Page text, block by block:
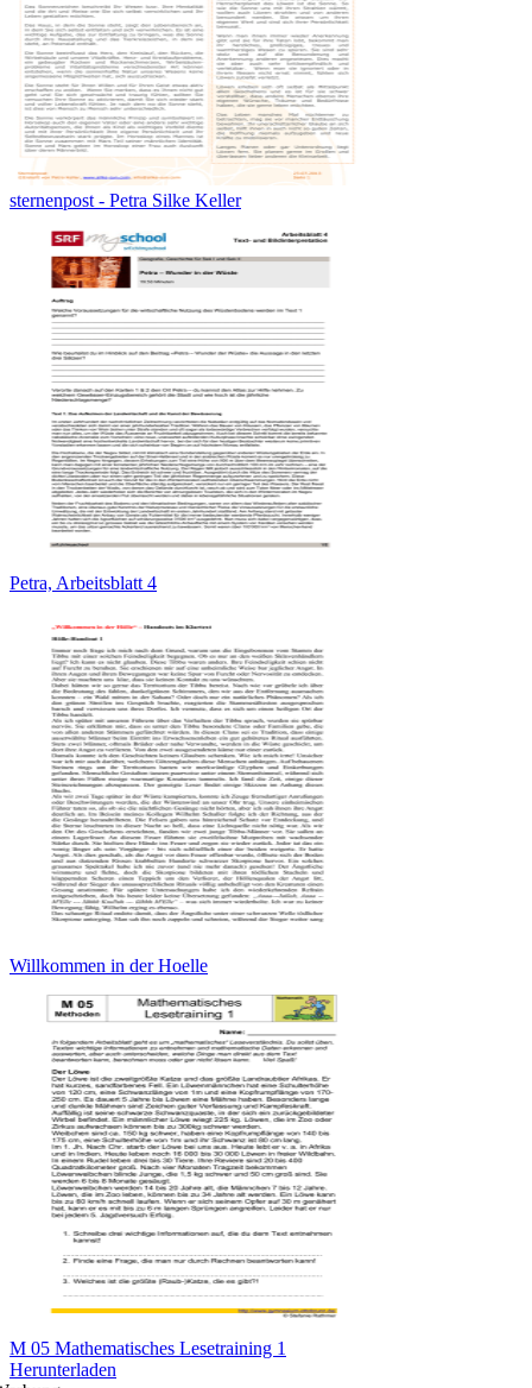
sternenpost - Petra Silke Keller
Petra, Arbeitsblatt 4
Willkommen in der Hoelle
M 05 Mathematisches Lesetraining 1
Herunterladen